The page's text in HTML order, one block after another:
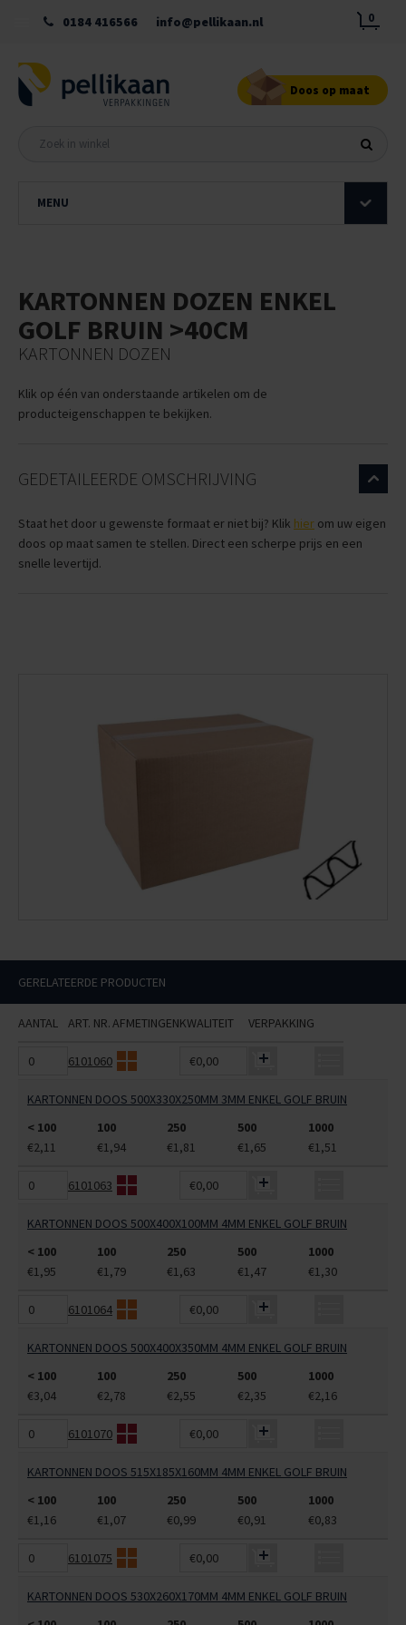
0184 416566 info@pellikaan.nl 0
Doos op maat
MENU
KARTONNEN DOZEN ENKEL
GOLF BRUIN >40CM
KARTONNEN DOZEN
Klik op één van onderstaande artikelen om de
producteigenschappen te bekijken.
GEDETAILEERDE OMSCHRIJVING
Staat het door u gewenste formaat er niet bij? Klik hier om uw eigen
doos op maat samen te stellen. Direct een scherpe prijs en een
snelle levertijd.
GERELATEERDE PRODUCTEN
AANTAL ART. NR.AFMETINGENKWALITEIT VERPAKKING
6101060 €0,00
KARTONNEN DOOS 500X330X250MM 3MM ENKEL GOLF BRUIN
< 100
100 250 500
1000
€2,11
€1,94 €1,81 €1,65 €1,51
6101063 €0,00
KARTONNEN DOOS 500X400X100MM 4MM ENKEL GOLF BRUIN
< 100
100 250 500
1000
€1,95
€1,79 €1,63 €1,47 €1,30
6101064 €0,00
KARTONNEN DOOS 500X400X350MM 4MM ENKEL GOLF BRUIN
< 100
100 250 500
1000
€3,04
€2,78 €2,55 €2,35 €2,16
6101070 €0,00
KARTONNEN DOOS 515X185X160MM 4MM ENKEL GOLF BRUIN
< 100
100 250 500
1000
€1,16
€1,07 €0,99 €0,91 €0,83
6101075 €0,00
KARTONNEN DOOS 530X260X170MM 4MM ENKEL GOLF BRUIN